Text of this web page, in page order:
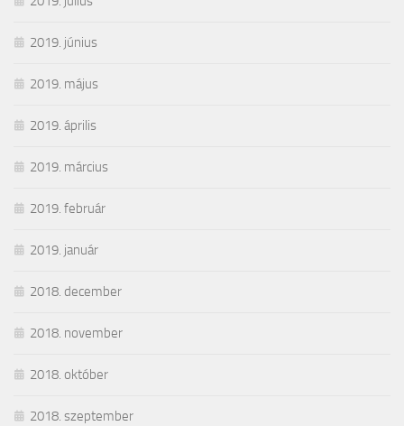
2019. június
2019. május
2019. április
2019. március
2019. február
2019. január
2018. december
2018. november
2018. október
2018. szeptember